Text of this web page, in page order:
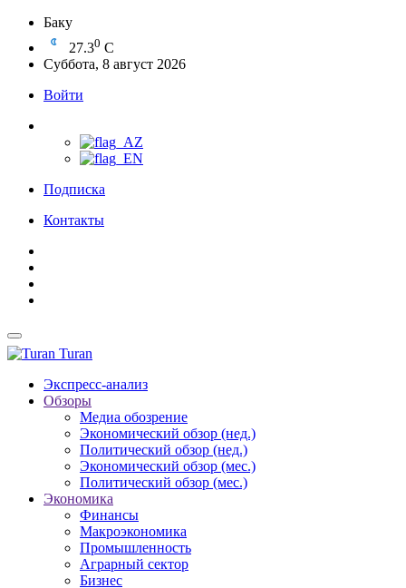
Баку
27.30 C
Суббота, 8 август 2026
Войти
Подписка
Контакты
Turan
Экспресс-анализ
Обзоры
Медиа обозрение
Экономический обзор (нед.)
Политический обзор (нед.)
Экономический обзор (мес.)
Политический обзор (мес.)
Экономика
Финансы
Макроэкономика
Промышленность
Аграрный сектор
Бизнес